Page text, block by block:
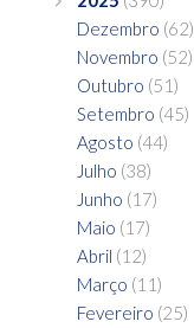
Dezembro (62)
Novembro (52)
Outubro (51)
Setembro (45)
Agosto (44)
Julho (38)
Junho (17)
Maio (17)
Abril (12)
Março (11)
Fevereiro (25)